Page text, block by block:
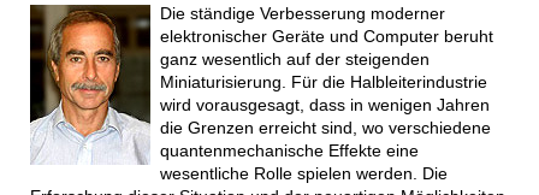
Die ständige Verbesserung moderner
elektronischer Geräte und Computer beruht
ganz wesentlich auf der steigenden
Miniaturisierung. Für die Halbleiterindustrie
wird vorausgesagt, dass in wenigen Jahren
die Grenzen erreicht sind, wo verschiedene
quantenmechanische Effekte eine
wesentliche Rolle spielen werden. Die